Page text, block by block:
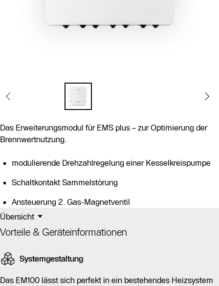
Das Erweiterungsmodul für EMS plus – zur Optimierung der
Brennwertnutzung.
modulierende Drehzahlregelung einer Kesselkreispumpe
Schaltkontakt Sammelstörung
Ansteuerung 2. Gas-Magnetventil
Übersicht
Vorteile & Geräteinformationen
Systemgestaltung
Das EM100 lässt sich perfekt in ein bestehendes Heizsystem